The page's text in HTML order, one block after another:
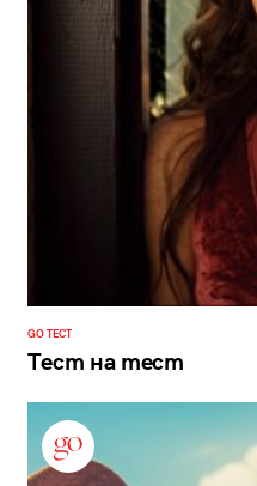
GO ТЕСТ
Тест на тест